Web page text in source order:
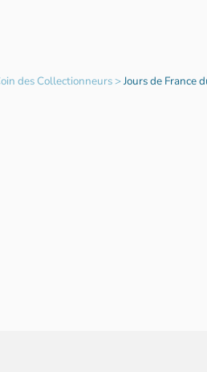
des Collectionneurs>Jours de France